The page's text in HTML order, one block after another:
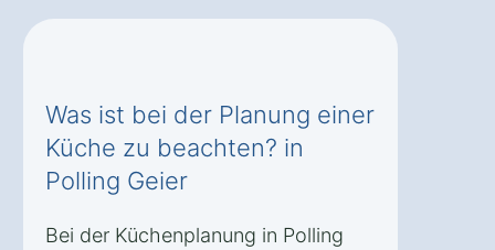
Was ist bei der Planung einer
Küche zu beachten? in
Polling Geier
Bei der Küchenplanung in Polling